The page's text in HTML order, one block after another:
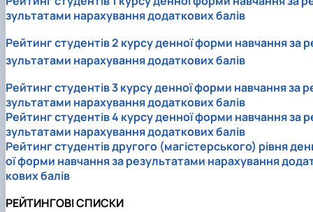
зультатами нарахування додаткових балів
Рейтинг студентів 2 курсу денної форми навчання за
зультатами нарахування додаткових балів
Рейтинг студентів 3 курсу денної форми навчання за
зультатами нарахування додаткових балів
Рейтинг студентів 4 курсу денної форми навчання за
зультатами нарахування додаткових балів
Рейтинг студентів другого (магістерського) рівня
ої форми навчання за результатами нарахування
кових балів
РЕЙТИНГОВІ СПИСКИ